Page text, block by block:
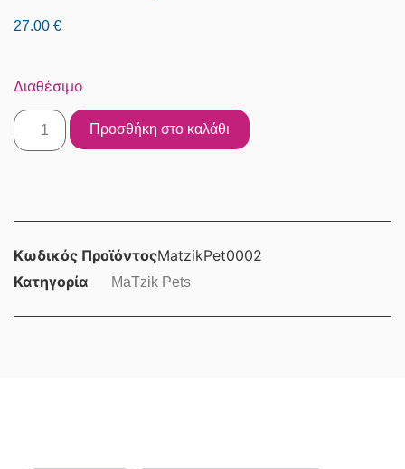
27.00 €
Διαθέσιμο
Προσθήκη στο καλάθι
Κωδικός ΠροϊόντοςMatzikPet0002
Κατηγορία
MaTzik Pets